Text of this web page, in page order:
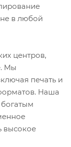
в любой
центров,
Мы
печать и
Наша
высокое